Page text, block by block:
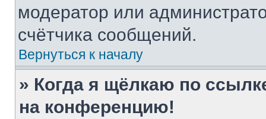
модератор или
счётчика сообщений.
Вернуться к началу
» Когда я щёлкаю по
на конференцию!